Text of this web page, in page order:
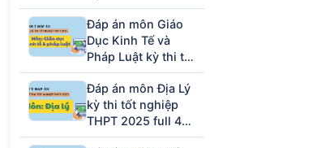
full mã đề (tham
khảo)
Đáp án môn Giáo
Dục Kinh Tế và
Pháp Luật kỳ thi tốt
nghiệp THPT 2025
full 48 mã đề
Đáp án môn Địa Lý
kỳ thi tốt nghiệp
THPT 2025 full 48
mã đề (tham khảo)